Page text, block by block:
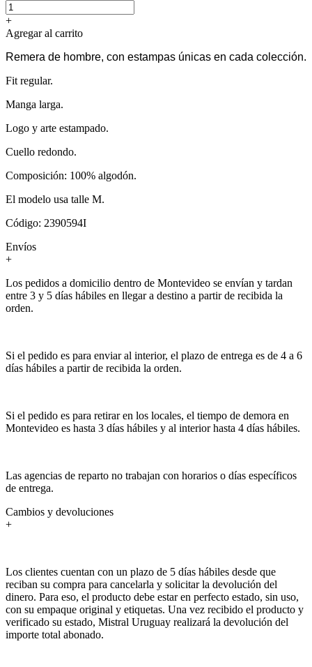
+
Agregar al carrito
Remera de hombre, con estampas únicas en cada colección.
Fit regular.
Manga larga.
Logo y arte estampado.
Cuello redondo.
Composición: 100% algodón.
El modelo usa talle M.
Código: 2390594I
Envíos
+
Los pedidos a domicilio dentro de Montevideo se envían y tardan
entre 3 y 5 días hábiles en llegar a destino a partir de recibida la
orden.
Si el pedido es para enviar al interior, el plazo de entrega es de 4 a 6
días hábiles a partir de recibida la orden.
Si el pedido es para retirar en los locales, el tiempo de demora en
Montevideo es hasta 3 días hábiles y al interior hasta 4 días hábiles.
Las agencias de reparto no trabajan con horarios o días específicos
de entrega.
Cambios y devoluciones
+
Los clientes cuentan con un plazo de 5 días hábiles desde que
reciban su compra para cancelarla y solicitar la devolución del
dinero. Para eso, el producto debe estar en perfecto estado, sin uso,
con su empaque original y etiquetas. Una vez recibido el producto y
verificado su estado, Mistral Uruguay realizará la devolución del
importe total abonado.